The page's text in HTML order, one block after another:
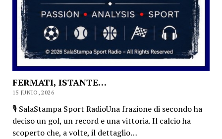
FERMATI, ISTANTE…
15 JUNIO, 2026
🎙️ SalaStampa Sport RadioUna frazione di secondo ha
deciso un gol, un record e una vittoria. Il calcio ha
scoperto che, a volte, il dettaglio…